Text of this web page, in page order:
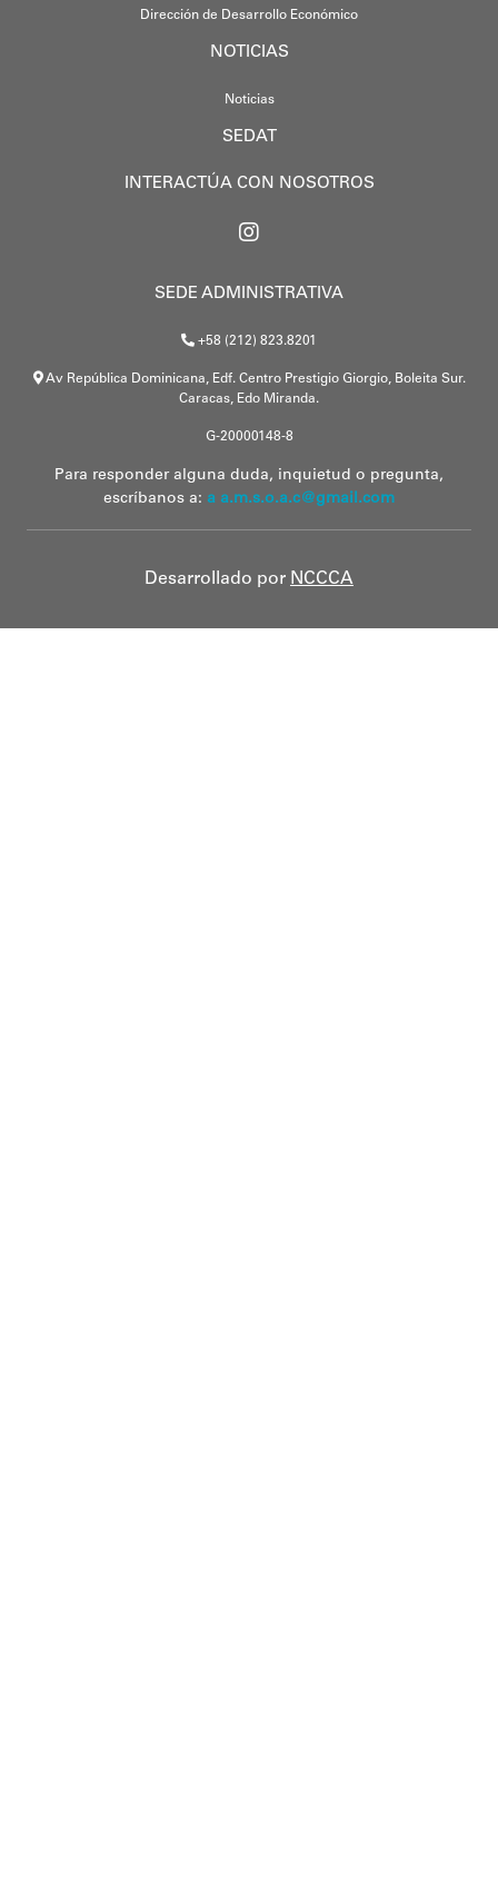
Dirección de Desarrollo Económico
NOTICIAS
Noticias
SEDAT
INTERACTÚA CON NOSOTROS
SEDE ADMINISTRATIVA
+58 (212) 823.8201
Av República Dominicana, Edf. Centro Prestigio Giorgio, Boleita Sur.
Caracas, Edo Miranda.
G-20000148-8
Para responder alguna duda, inquietud o pregunta,
escríbanos a: a a.m.s.o.a.c@gmail.com
Desarrollado por NCCCA